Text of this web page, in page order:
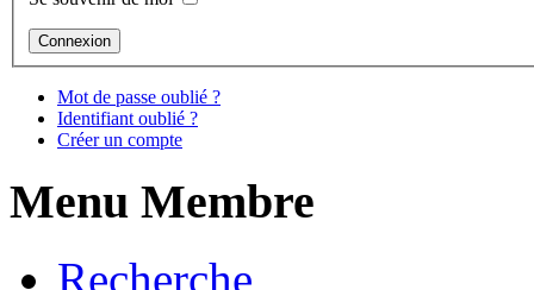
Mot de passe oublié ?
Identifiant oublié ?
Créer un compte
Menu Membre
Recherche